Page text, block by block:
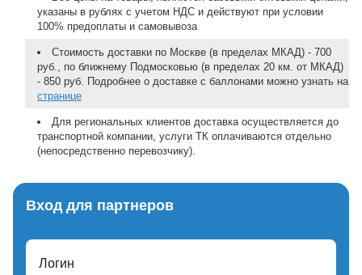
указаны в рублях с учетом НДС и действуют при условии
100% предоплаты и самовывоза
Стоимость доставки по Москве (в пределах МКАД) - 700
руб., по ближнему Подмосковью (в пределах 20 км. от МКАД)
- 850 руб. Подробнее о доставке с баллонами можно узнать на
странице
Для региональных клиентов доставка осуществляется до
транспортной компании, услуги ТК оплачиваются отдельно
(непосредственно перевозчику).
Вход для партнеров
Логин